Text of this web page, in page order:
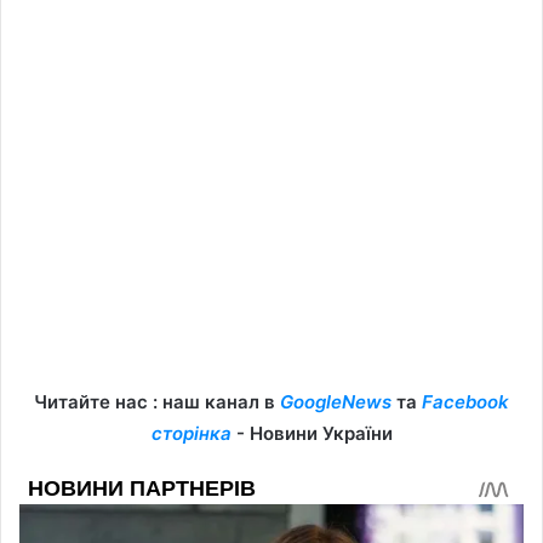
Читайте нас : наш канал в GoogleNews та Facebook
сторінка - Новини України